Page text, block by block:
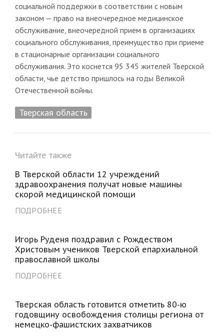
социальной поддержки в соответствии с новым
законом — право на внеочередное медицинское
обслуживание, внеочередной прием в организациях
социального обслуживания, преимущество при приеме
в стационарные организации социального
обслуживания. Это коснется 95 345 жителей Тверской
области, чье детство пришлось на годы Великой
Отечественной войны.
Тверская область
Читайте также
В Тверской области 12 учреждений
здравоохранения получат новые машины
скорой медицинской помощи
ПОДРОБНЕЕ
Игорь Руденя поздравил с Рождеством
Христовым учеников Тверской епархиальной
православной школы
ПОДРОБНЕЕ
Тверская область готовится отметить 80-ю
годовщину освобождения столицы региона от
немецко-фашистских захватчиков